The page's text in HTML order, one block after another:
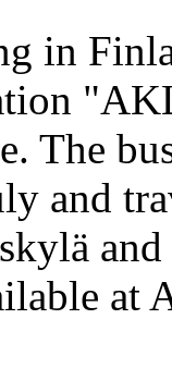
in
The
and
at